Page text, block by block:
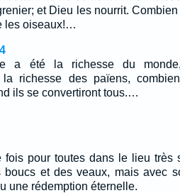
et Dieu les nourrit.
les oiseaux!…
a été la richesse du
la richesse des païens,
ils se convertiront tous.…
fois pour toutes dans le lieu très
et des veaux, mais avec
une rédemption éternelle.